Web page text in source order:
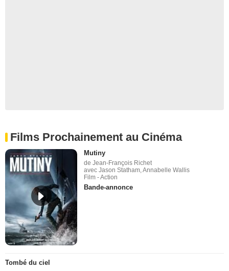
Films Prochainement au Cinéma
Mutiny
de Jean-François Richet
avec Jason Statham, Annabelle Wallis
Film - Action
Bande-annonce
Tombé du ciel